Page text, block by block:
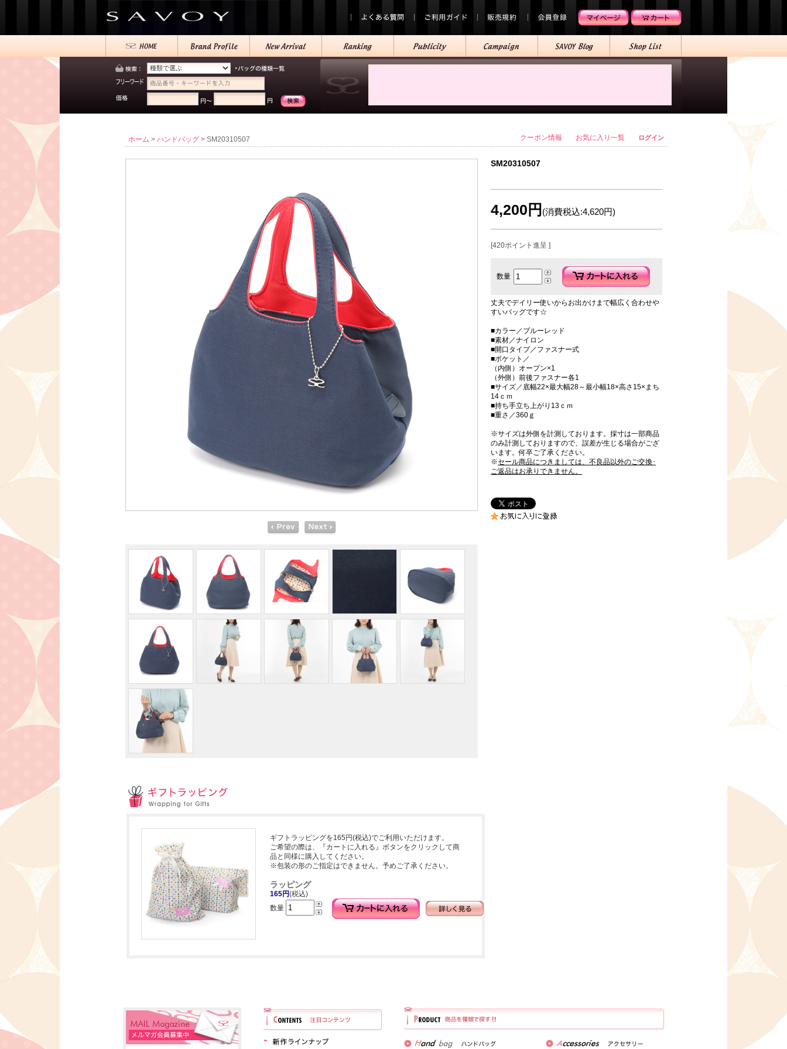
クーポン情報 お気に入り一覧 ログイン
ホーム > ハンドバッグ > SM20310507
SM20310507
丈夫でデイリー使いからお出かけまで幅広く合わせや
すいバッグです☆
■カラー／ブルーレッド
■素材／ナイロン
■開口タイプ／ファスナー式
■ポケット／
（内側）オープン×1
（外側）前後ファスナー各1
■サイズ／底幅22×最大幅28～最小幅18×高さ15×まち
14ｃｍ
■持ち手立ち上がり13ｃｍ
■重さ／360ｇ
※サイズは外側を計測しております。採寸は一部商品
のみ計測しておりますので、誤差が生じる場合がござ
います。何卒ご了承ください。
※セール商品につきましては、不良品以外のご交換･
ご返品はお承りできません。
4,200円 (消費税込:4,620円)
[420ポイント進呈 ]
数量
ギフトラッピングを165円(税込)でご利用いただけます。
ご希望の際は、『カートに入れる』ボタンをクリックして商
品と同様に購入してください。
※包装の形のご指定はできません。予めご了承ください。
ラッピング
165円(税込)
数量